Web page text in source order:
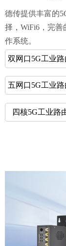
德传提供丰富的
择，WiFi6，完善
作系统。
四核5G工业路